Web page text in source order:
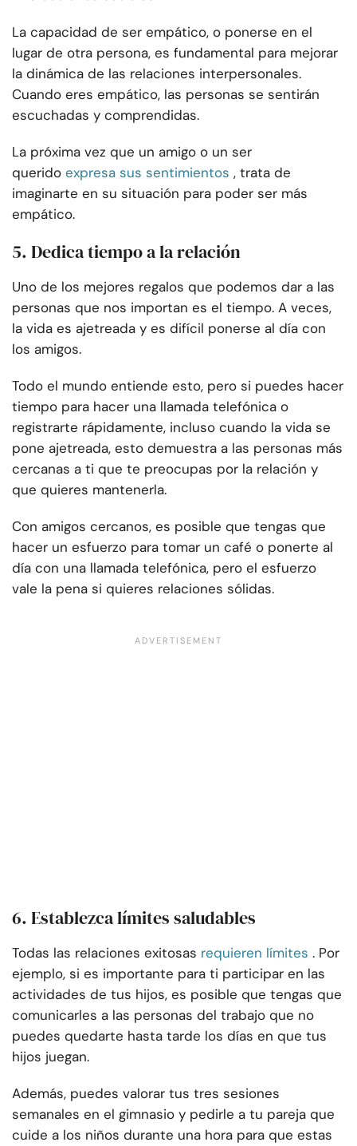
La capacidad de ser empático, o ponerse en el
lugar de otra persona, es fundamental para mejorar
la dinámica de las relaciones interpersonales.
Cuando eres empático, las personas se sentirán
escuchadas y comprendidas.
La próxima vez que un amigo o un ser
querido expresa sus sentimientos , trata de
imaginarte en su situación para poder ser más
empático.
5. Dedica tiempo a la relación
Uno de los mejores regalos que podemos dar a las
personas que nos importan es el tiempo. A veces,
la vida es ajetreada y es difícil ponerse al día con
los amigos.
Todo el mundo entiende esto, pero si puedes hacer
tiempo para hacer una llamada telefónica o
registrarte rápidamente, incluso cuando la vida se
pone ajetreada, esto demuestra a las personas más
cercanas a ti que te preocupas por la relación y
que quieres mantenerla.
Con amigos cercanos, es posible que tengas que
hacer un esfuerzo para tomar un café o ponerte al
día con una llamada telefónica, pero el esfuerzo
vale la pena si quieres relaciones sólidas.
6. Establezca límites saludables
Todas las relaciones exitosas requieren límites . Por
ejemplo, si es importante para ti participar en las
actividades de tus hijos, es posible que tengas que
comunicarles a las personas del trabajo que no
puedes quedarte hasta tarde los días en que tus
hijos juegan.
Además, puedes valorar tus tres sesiones
semanales en el gimnasio y pedirle a tu pareja que
cuide a los niños durante una hora para que estas